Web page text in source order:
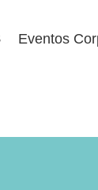
Eventos